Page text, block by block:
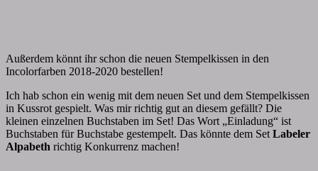
Außerdem könnt ihr schon die neuen Stempelkissen in den
Incolorfarben 2018-2020 bestellen!
Ich hab schon ein wenig mit dem neuen Set und dem Stempelkissen
in Kussrot gespielt. Was mir richtig gut an diesem gefällt? Die
kleinen einzelnen Buchstaben im Set! Das Wort „Einladung“ ist
Buchstaben für Buchstabe gestempelt. Das könnte dem Set Labeler
Alpabeth richtig Konkurrenz machen!